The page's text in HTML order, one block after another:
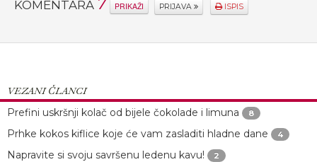
KOMENTARA PRIKAŽI PRIJAVA ISPIS
VEZANI ČLANCI
Prefini uskršnji kolač od bijele čokolade i limuna
8
Prhke kokos kiflice koje će vam zasladiti hladne dane 4
Napravite si svoju savršenu ledenu kavu! 2